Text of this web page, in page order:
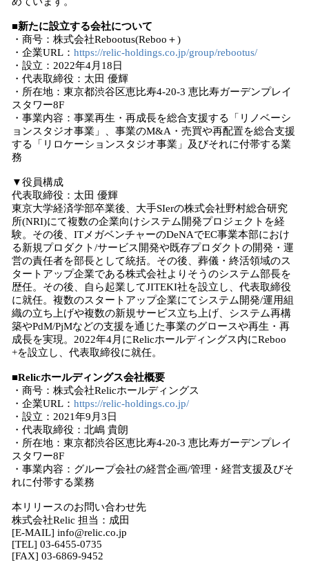
■新たに設立する会社について
・商号：株式会社Rebootus(Reboo＋)
・企業URL： https://relic-holdings.co.jp/group/rebootus/
・設立：2022年4月18日
・代表取締役：太田 優輝
・所在地：東京都渋谷区恵比寿4-20-3 恵比寿ガーデンプレイ
スタワー8F
・事業内容：事業再生・再成長を総合支援する「リノベーシ
ョンスタジオ事業」、事業のM&A・売買や再配置を総合支援
する「リロケーションスタジオ事業」及びそれに付帯する業
務
▼役員構成
代表取締役：太田 優輝
東京大学経済学部卒業後、大手SIerの株式会社野村総合研究
所(NRI)にて複数の企業向けシステム開発プロジェクトを経
験。その後、ITメガベンチャーのDeNAでEC事業本部におけ
る新規プロダクト/サービス開発や既存プロダクトの開発・運
営の責任者を部長として統括。その後、葬儀・終活領域のス
タートアップ企業である株式会社よりそうのシステム部長を
歴任。その後、自ら起業してJITEKI社を設立し、代表取締役
に就任。複数のスタートアップ企業にてシステム開発/運用組
織の立ち上げや複数の新規サービス立ち上げ、システム再構
築やPdM/PjMなどの支援を通じた事業のグロースや再生・再
成長を実現。2022年4月にRelicホールディングス内にReboo
+を設立し、代表取締役に就任。
■Relicホールディングス会社概要
・商号：株式会社Relicホールディングス
・企業URL： https://relic-holdings.co.jp/
・設立：2021年9月3日
・代表取締役：北嶋 貴朗
・所在地：東京都渋谷区恵比寿4-20-3 恵比寿ガーデンプレイ
スタワー8F
・事業内容：グループ会社の経営企画/管理・経営支援及びそ
れに付帯する業務
本リリースのお問い合わせ先
株式会社Relic 担当：成田
[E-MAIL] info@relic.co.jp
[TEL] 03-6455-0735
[FAX] 03-6869-9452